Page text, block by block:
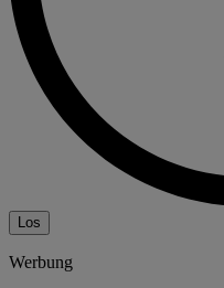
Los
Werbung